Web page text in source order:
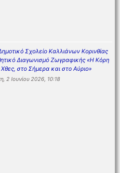
Σχολείο Καλλιάνων Κορινθίας
Διαγωνισμό Ζωγραφικής «Η Κόρη
στο Σήμερα και στο Αύριο»
2 Ιουνίου 2026, 10:18